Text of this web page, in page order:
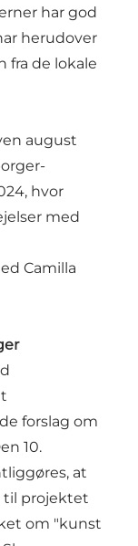
har god
herudover
fra de lokale
august
, hvor
med
Camilla
forslag om
10.
at
til projektet
om "kunst